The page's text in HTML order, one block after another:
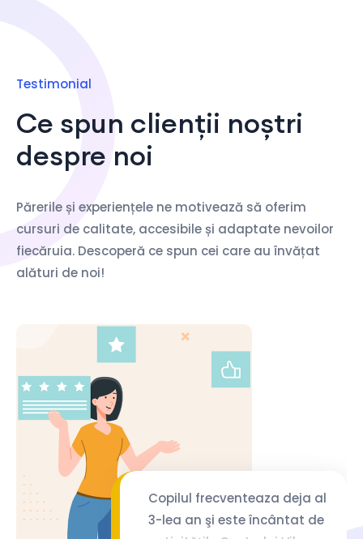
Testimonial
Ce spun clienții noștri
despre noi
Părerile și experiențele ne motivează să oferim
cursuri de calitate, accesibile și adaptate nevoilor
fiecăruia. Descoperă ce spun cei care au învățat
alături de noi!
Copilul frecventeaza deja al
3-lea an şi este încântat de